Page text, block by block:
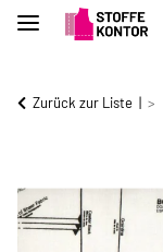
Zurück zur Liste